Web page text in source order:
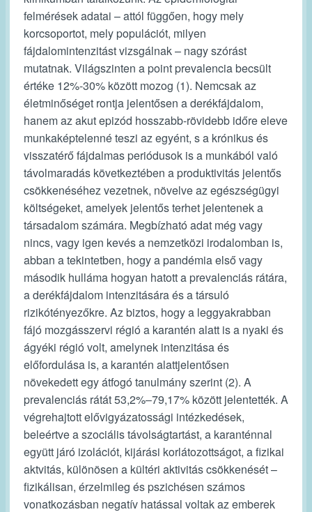
felmérések adatai – attól függően, hogy mely
korcsoportot, mely populációt, milyen
fájdalomintenzitást vizsgálnak – nagy szórást
mutatnak. Világszinten a point prevalencia becsült
értéke 12%-30% között mozog (1). Nemcsak az
életminőséget rontja jelentősen a derékfájdalom,
hanem az akut epizód hosszabb-rövidebb időre eleve
munkaképtelenné teszi az egyént, s a krónikus és
visszatérő fájdalmas periódusok is a munkából való
távolmaradás következtében a produktivitás jelentős
csökkenéséhez vezetnek, növelve az egészségügyi
költségeket, amelyek jelentős terhet jelentenek a
társadalom számára. Megbízható adat még vagy
nincs, vagy igen kevés a nemzetközi irodalomban is,
abban a tekintetben, hogy a pandémia első vagy
második hulláma hogyan hatott a prevalenciás rátára,
a derékfájdalom intenzitására és a társuló
rizikótényezőkre. Az biztos, hogy a leggyakrabban
fájó mozgásszervi régió a karantén alatt is a nyaki és
ágyéki régió volt, amelynek intenzitása és
előfordulása is, a karantén alattjelentősen
növekedett egy átfogó tanulmány szerint (2). A
prevalenciás rátát 53,2%‒79,17% között jelentették. A
végrehajtott elővigyázatossági intézkedések,
beleértve a szociális távolságtartást, a karanténnal
együtt járó izolációt, kijárási korlátozottságot, a fizikai
aktvitás, különösen a kültéri aktivitás csökkenését –
fizikálisan, érzelmileg és pszichésen számos
vonatkozásban negatív hatással voltak az emberek